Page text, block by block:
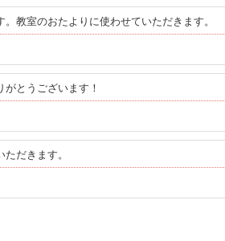
教室のおたよりに使わせていただきます。
とうございます！
だきます。